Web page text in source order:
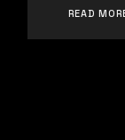
READ